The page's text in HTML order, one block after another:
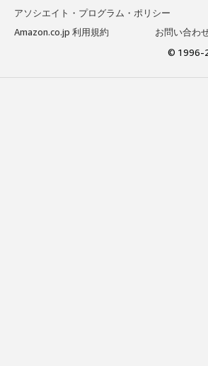
アソシエイト・プログラム・ポリシー
Amazon.co.jp 利用規約
お問い合わ
© 1996-